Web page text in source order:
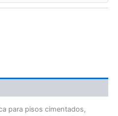
para pisos cimentados,